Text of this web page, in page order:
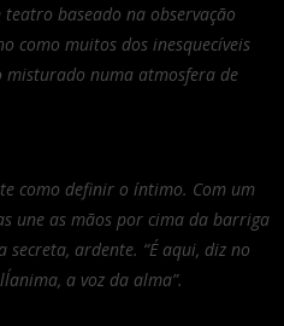
baseado na observação
como muitos dos inesquecíveis
misturado numa atmosfera de
como definir o íntimo. Com um
une as mãos por cima da barriga
secreta, ardente. “É aqui, diz no
a voz da alma”.